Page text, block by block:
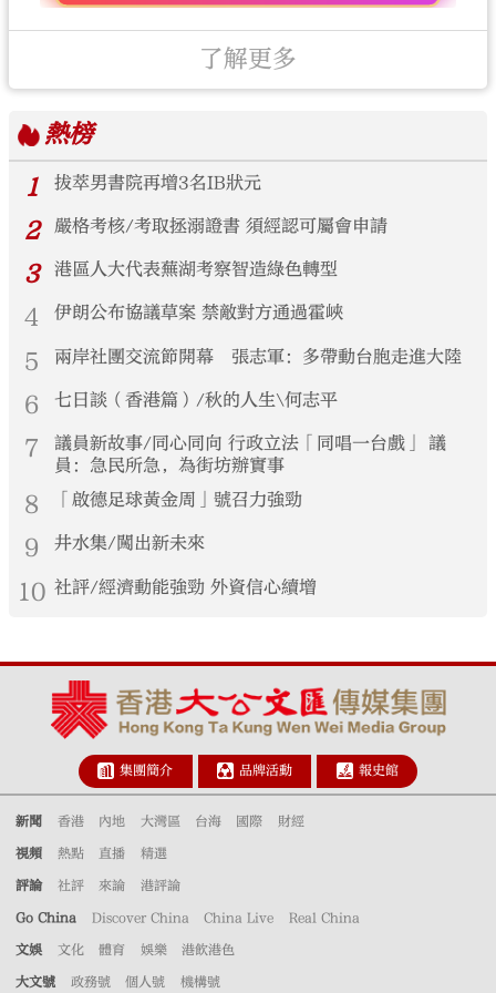
了解更多
熱榜
1
拔萃男書院再增3名IB狀元
2 嚴格考核/考取拯溺證書 須經認可屬會申請
3 港區人大代表蕪湖考察智造綠色轉型
4 伊朗公布協議草案 禁敵對方通過霍峽
5 兩岸社團交流節開幕 張志軍：多帶動台胞走進大陸
6 七日談（香港篇）/秋的人生\何志平
7
議員新故事/同心同向 行政立法「同唱一台戲」 議
員：急民所急，為街坊辦實事
8 「啟德足球黃金周」號召力強勁
9 井水集/闖出新未來
10 社評/經濟動能強勁 外資信心續增
集團簡介 品牌活動 報史館
新聞 香港 內地 大灣區 台海 國際 財經
視頻 熱點 直播 精選
評論 社評 來論 港評論
Go China Discover China China Live Real China
文娛 文化 體育 娛樂 港飲港色
大文號 政務號 個人號 機構號